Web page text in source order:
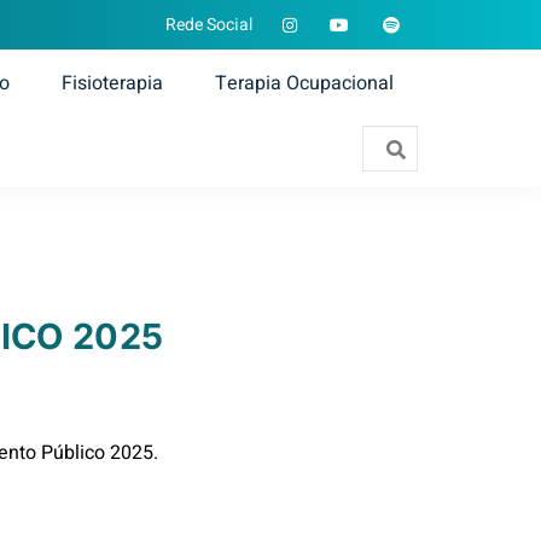
Rede Social
Fisioterapia Terapia Ocupacional
2025
Público 2025.